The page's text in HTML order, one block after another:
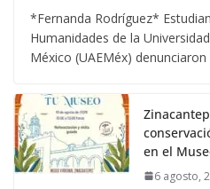
*Fernanda Rodríguez*
Humanidades de la
México (UAEMéx)
en el
6 agosto,